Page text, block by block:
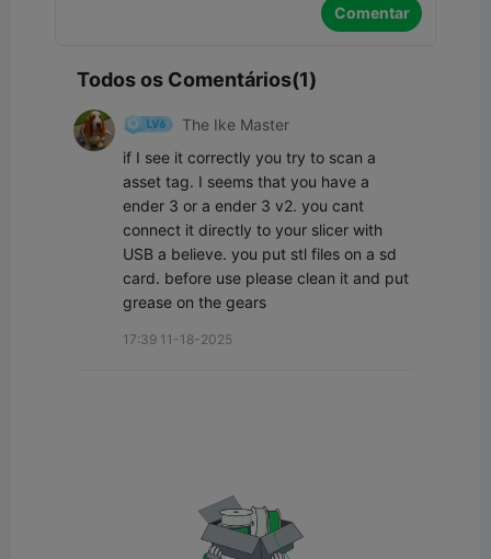
Comentar
Todos os Comentários(1)
The Ike Master
if I see it correctly you try to scan a
asset tag. I seems that you have a
ender 3 or a ender 3 v2. you cant
connect it directly to your slicer with
USB a believe. you put stl files on a sd
card. before use please clean it and put
grease on the gears
17:39 11-18-2025